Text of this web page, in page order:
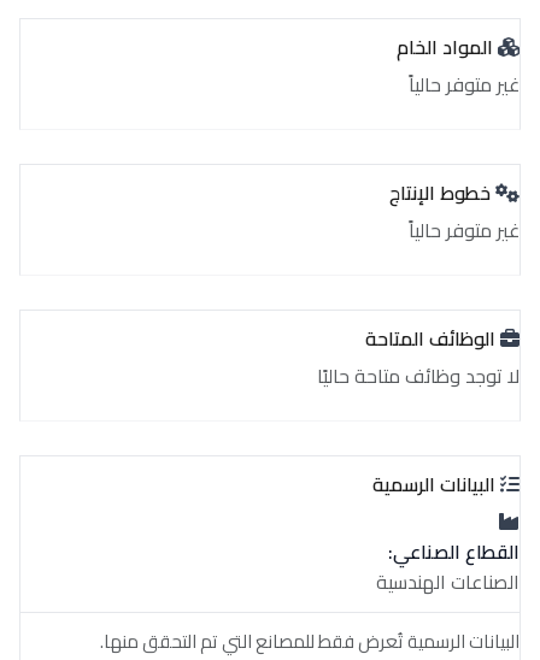
المواد الخام
غير متوفر حالياً
خطوط الإنتاج
غير متوفر حالياً
الوظائف المتاحة
لا توجد وظائف متاحة حاليًا
البيانات الرسمية
القطاع الصناعي:
الصناعات الهندسية
البيانات الرسمية تُعرض فقط للمصانع التي تم التحقق منها.